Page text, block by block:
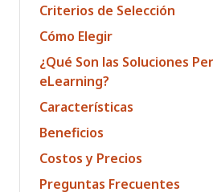
Criterios de Selección
Cómo Elegir
¿Qué Son las Soluciones
eLearning?
Características
Beneficios
Costos y Precios
Preguntas Frecuentes